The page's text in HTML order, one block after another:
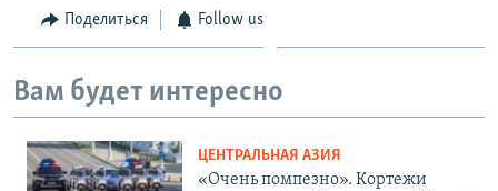
Поделиться Follow us
Вам будет интересно
ЦЕНТРАЛЬНАЯ АЗИЯ
«Очень помпезно». Кортежи